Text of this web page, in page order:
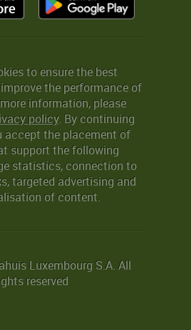
to ensure the best
the performance of
information, please
policy. By continuing
accept the placement of
support the following
statistics, connection to
targeted advertising and
of content.
Luxembourg S.A. All
reserved